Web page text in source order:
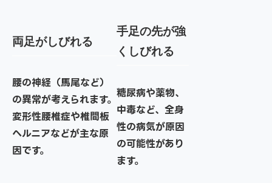
両足がしびれる
腰の神経（馬尾など）
の異常が考えられます。
変形性腰椎症や椎間板
ヘルニアなどが主な原
因です。
手足の先が強
くしびれる
糖尿病や薬物、
中毒など、全身
性の病気が原因
の可能性があり
ます。